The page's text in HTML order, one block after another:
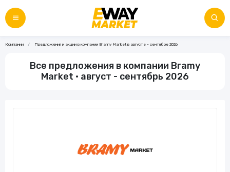
Компании Предложения и акции в компании Bramy Market в августе - сентябре 2026
Все предложения в компании Bramy
Market • август - сентябрь 2026